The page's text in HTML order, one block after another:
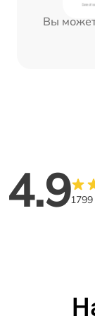
Вы
4.9